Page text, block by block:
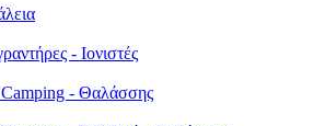
- Ιονιστές
Camping - Θαλάσσης